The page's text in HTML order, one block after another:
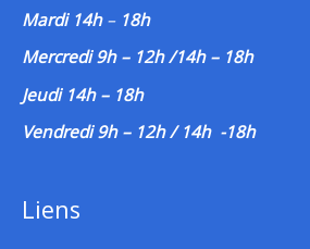
Mardi 14h– 18h
Mercredi 9h – 12h /14h – 18h
Jeudi 14h – 18h
Vendredi 9h – 12h / 14h -18h
Liens